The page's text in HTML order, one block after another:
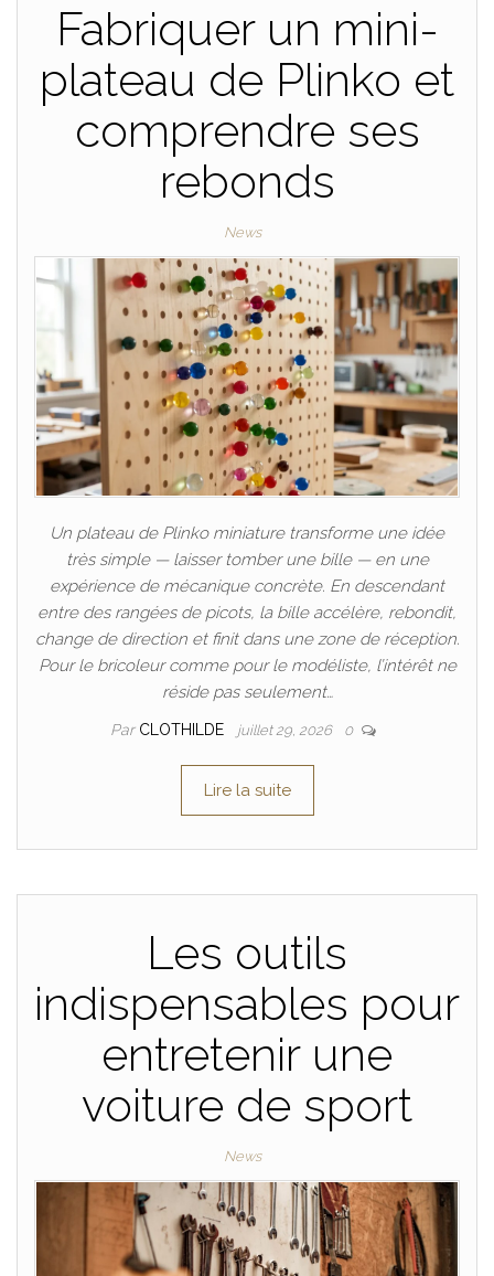
Fabriquer un mini-
plateau de Plinko et
comprendre ses
rebonds
News
Un plateau de Plinko miniature transforme une idée
très simple — laisser tomber une bille — en une
expérience de mécanique concrète. En descendant
entre des rangées de picots, la bille accélère, rebondit,
change de direction et finit dans une zone de réception.
Pour le bricoleur comme pour le modéliste, l’intérêt ne
réside pas seulement…
Par CLOTHILDE juillet 29, 2026 0
Lire la suite
Les outils
indispensables pour
entretenir une
voiture de sport
News